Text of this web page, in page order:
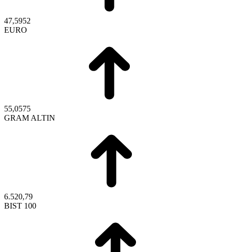
47,5952
EURO
55,0575
GRAM ALTIN
6.520,79
BIST 100